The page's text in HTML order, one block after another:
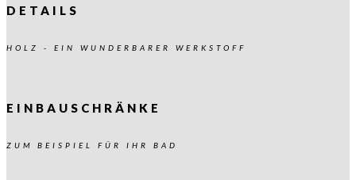
DETAILS
HOLZ - EIN WUNDERBARER WERKSTOFF
EINBAUSCHRÄNKE
ZUM BEISPIEL FÜR IHR BAD